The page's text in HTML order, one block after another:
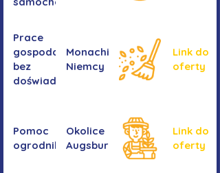
Prace
gospodarcze -
bez
doświadczenia
Monachium,
Niemcy
Link do
oferty
Pomoc
ogrodnika
Okolice
Augsburga
Link do
oferty